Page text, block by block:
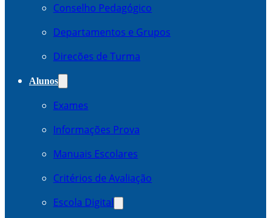
Conselho Pedagógico
Departamentos e Grupos
Direcões de Turma
Alunos
Exames
Informações Prova
Manuais Escolares
Critérios de Avaliação
Escola Digital